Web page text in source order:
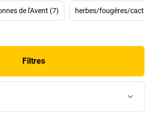
que vous recherchiez unegrande
les entreprises souhaitant créer une
de l'Avent (7) herbes/fougères/
Filtres